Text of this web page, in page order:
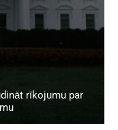
rīkojumu par